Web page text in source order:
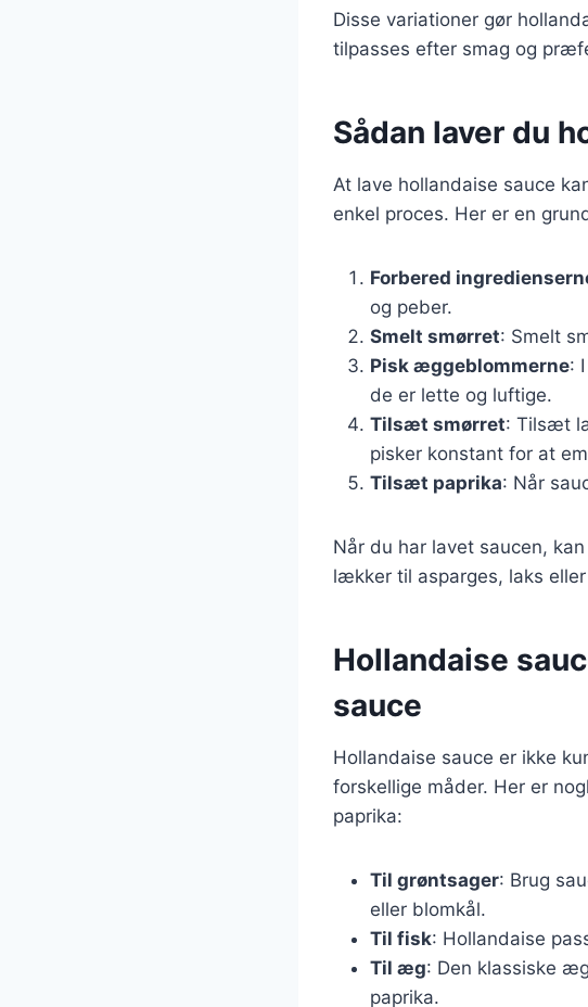
Disse variationer gør
tilpasses efter smag og
Sådan laver du
At lave hollandaise sauce
enkel proces. Her er en
Forbered
og peber.
Smelt smørret: Smelt
Pisk æggeblommerne:
de er lette og luftige.
Tilsæt smørret: Tilsæt
pisker konstant for at
Tilsæt paprika: Når
Når du har lavet saucen,
lækker til asparges, laks
Hollandaise
sauce
Hollandaise sauce er ikke
forskellige måder. Her er
paprika:
Til grøntsager: Brug
eller blomkål.
Til fisk: Hollandaise
Til æg: Den klassiske
paprika.